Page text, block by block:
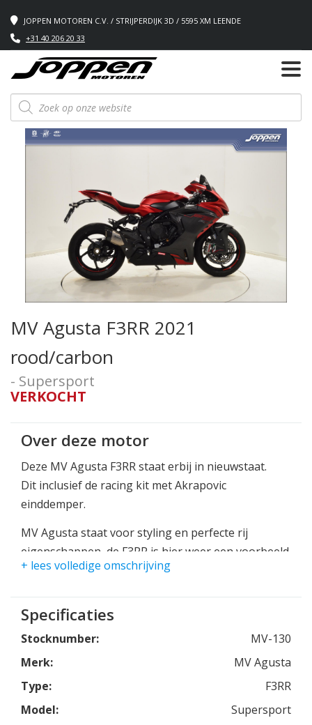
JOPPEN MOTOREN C.V. / STRIJPERDIJK 3D / 5595 XM LEENDE
+31 40 206 20 33
Producten
zoeken
MV Agusta F3RR 2021
rood/carbon
- Supersport
VERKOCHT
Over deze motor
Deze MV Agusta F3RR staat erbij in nieuwstaat.
Dit inclusief de racing kit met Akrapovic
einddemper.
MV Agusta staat voor styling en perfecte rij
eigenschappen, de F3RR is hier weer een voorbeeld
van!
Een circuit beest waar je gewoon mee op de weg
mag rijden :).
147pk met 173kg standaard.
Deze F3RR is alvast voorzien van de Racing kit en
155pk met 165kg!!!
+ lees volledige omschrijving
Specificaties
Stocknumber:
MV-130
Merk:
MV Agusta
Type:
F3RR
Model:
Supersport